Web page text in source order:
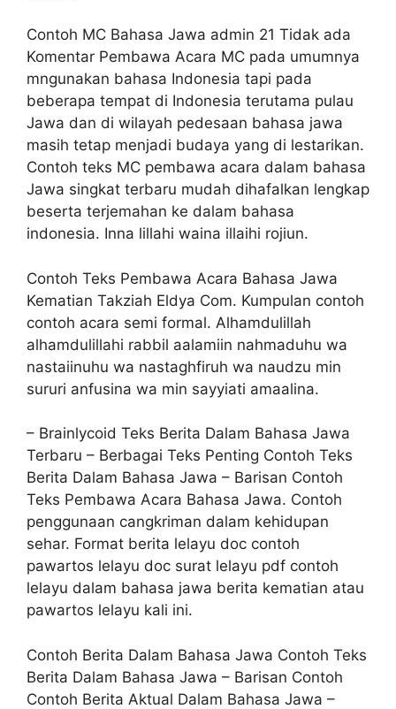
Contoh MC Bahasa Jawa admin 21 Tidak ada
Komentar Pembawa Acara MC pada umumnya
mngunakan bahasa Indonesia tapi pada
beberapa tempat di Indonesia terutama pulau
Jawa dan di wilayah pedesaan bahasa jawa
masih tetap menjadi budaya yang di lestarikan.
Contoh teks MC pembawa acara dalam bahasa
Jawa singkat terbaru mudah dihafalkan lengkap
beserta terjemahan ke dalam bahasa
indonesia. Inna lillahi waina illaihi rojiun.
Contoh Teks Pembawa Acara Bahasa Jawa
Kematian Takziah Eldya Com. Kumpulan contoh
contoh acara semi formal. Alhamdulillah
alhamdulillahi rabbil aalamiin nahmaduhu wa
nastaiinuhu wa nastaghfiruh wa naudzu min
sururi anfusina wa min sayyiati amaalina.
– Brainlycoid Teks Berita Dalam Bahasa Jawa
Terbaru – Berbagai Teks Penting Contoh Teks
Berita Dalam Bahasa Jawa – Barisan Contoh
Teks Pembawa Acara Bahasa Jawa. Contoh
penggunaan cangkriman dalam kehidupan
sehar. Format berita lelayu doc contoh
pawartos lelayu doc surat lelayu pdf contoh
lelayu dalam bahasa jawa berita kematian atau
pawartos lelayu kali ini.
Contoh Berita Dalam Bahasa Jawa Contoh Teks
Berita Dalam Bahasa Jawa – Barisan Contoh
Contoh Berita Aktual Dalam Bahasa Jawa –